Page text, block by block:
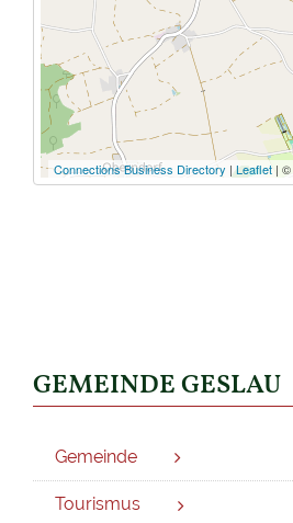
Connections Business Directory | Leaflet | ©
GEMEINDE GESLAU
Gemeinde
Tourismus